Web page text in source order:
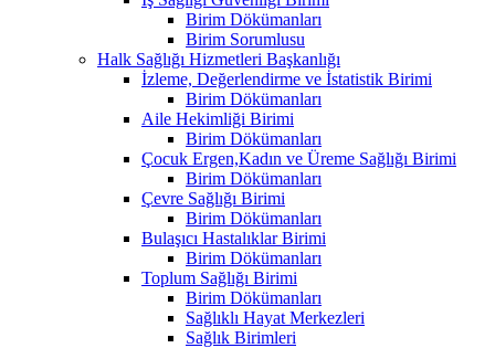
Birim Dökümanları
Birim Sorumlusu
Halk Sağlığı Hizmetleri Başkanlığı
İzleme, Değerlendirme ve İstatistik Birimi
Birim Dökümanları
Aile Hekimliği Birimi
Birim Dökümanları
Çocuk Ergen,Kadın ve Üreme Sağlığı Birimi
Birim Dökümanları
Çevre Sağlığı Birimi
Birim Dökümanları
Bulaşıcı Hastalıklar Birimi
Birim Dökümanları
Toplum Sağlığı Birimi
Birim Dökümanları
Sağlıklı Hayat Merkezleri
Sağlık Birimleri